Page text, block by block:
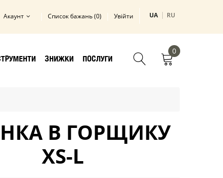
Акаунт Список бажань (0) Увійти UA RU
ЗНИЖКИ ПОСЛУГИ
0
В ГОРЩИКУ
XS-L